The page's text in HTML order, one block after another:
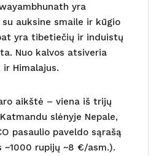
yra
auksine smaile ir kūgio
yra tibetiečių ir induistų
Nuo kalvos atsiveria
Himalajus.
aikštė – viena iš trijų
slėnyje Nepale,
pasaulio paveldo sąrašą
rupijų ~8 €/asm.).